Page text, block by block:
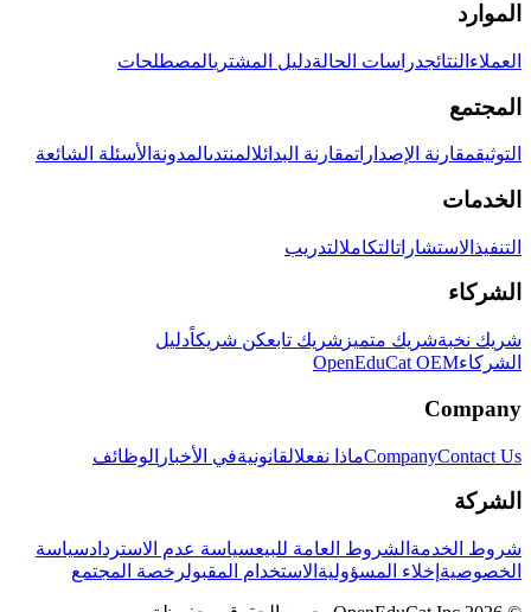
الموارد
العملاء النتائجدراسات الحالةدليل المشتريالمصطلحات
المجتمع
التوثيقمقارنة الإصداراتمقارنة البدائلالمنتدىالمدونة الأسئلة الشائعة
الخدمات
التنفيذ الاستشاراتالتكاملالتدريب
الشركاء
شريك نخبةشريك متميز شريك تابعكن شريكاًدليل
الشركاءOpenEduCat OEM
Company
CompanyContact Us ماذا نفعلالقانونيةفي الأخبار الوظائف
الشركة
شروط الخدمة الشروط العامة للبيعسياسة عدم الاستردادسياسة
الخصوصية إخلاء المسؤولية الاستخدام المقبولرخصة المجتمع